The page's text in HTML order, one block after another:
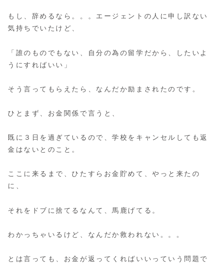
もし、辞めるなら。。。エージェントの人に申し訳ない
気持ちでいたけど、
「誰のものでもない、自分の為の留学だから、したいよ
うにすればいい」
そう言ってもらえたら、なんだか励まされたのです。
ひとまず、お金関係で言うと、
既に３日を過ぎているので、学校をキャンセルしても返
金はないとのこと。
ここに来るまで、ひたすらお金貯めて、やっと来たの
に、
それをドブに捨てるなんて、馬鹿げてる。
わかっちゃいるけど、なんだか救われない。。。
とは言っても、お金が返ってくればいいっていう問題で